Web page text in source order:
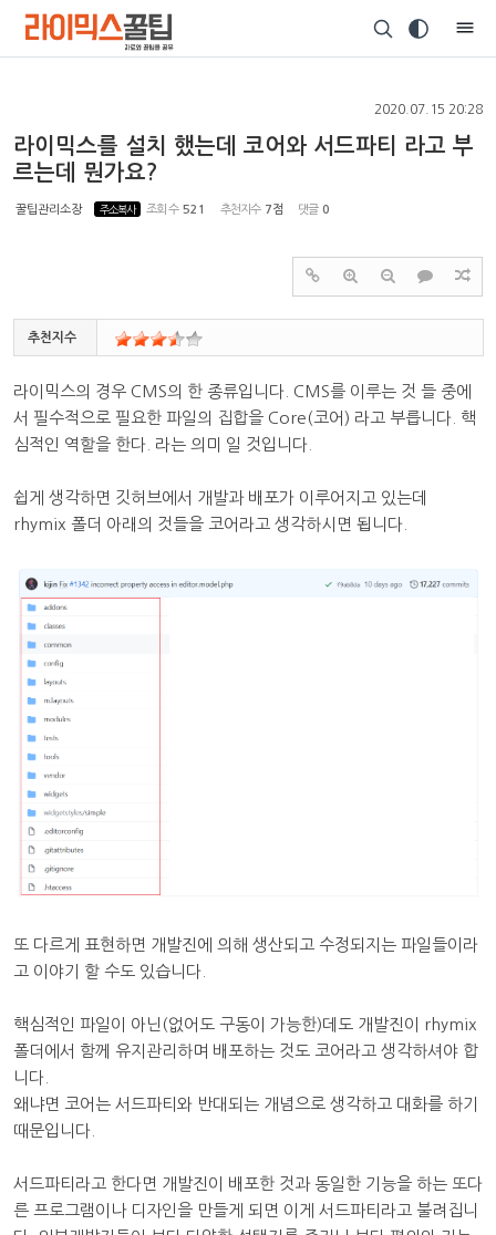
2020.07.15 20:28
라이믹스를 설치 했는데 코어와 서드파티 라고 부
르는데 뭔가요?
꿀팁관리소장 주소복사 조회 수 521 추천지수 7점 댓글 0
추천지수
라이믹스의 경우 CMS의 한 종류입니다. CMS를 이루는 것 들 중에
서 필수적으로 필요한 파일의 집합을 Core(코어) 라고 부릅니다. 핵
심적인 역할을 한다. 라는 의미 일 것입니다.
쉽게 생각하면 깃허브에서 개발과 배포가 이루어지고 있는데
rhymix 폴더 아래의 것들을 코어라고 생각하시면 됩니다.
또 다르게 표현하면 개발진에 의해 생산되고 수정되지는 파일들이라
고 이야기 할 수도 있습니다.
핵심적인 파일이 아닌(없어도 구동이 가능한)데도 개발진이 rhymix
폴더에서 함께 유지관리하며 배포하는 것도 코어라고 생각하셔야 합
니다.
왜냐면 코어는 서드파티와 반대되는 개념으로 생각하고 대화를 하기
때문입니다.
서드파티라고 한다면 개발진이 배포한 것과 동일한 기능을 하는 또다
른 프로그램이나 디자인을 만들게 되면 이게 서드파티라고 불려집니
Sketchbook5, 스케치북5
Sketchbook5, 스케치북5